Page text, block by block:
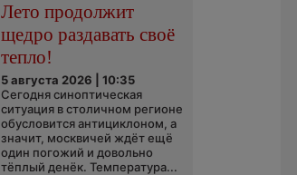
Лето продолжит
щедро раздавать своё
тепло!
5 августа 2026 | 10:35
Сегодня синоптическая
ситуация в столичном регионе
обусловится антициклоном, а
значит, москвичей ждёт ещё
один погожий и довольно
тёплый денёк. Температура...